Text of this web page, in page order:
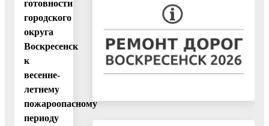
готовности
городского
округа
Воскресенск
к
весенне-
летнему
пожароопасному
периоду